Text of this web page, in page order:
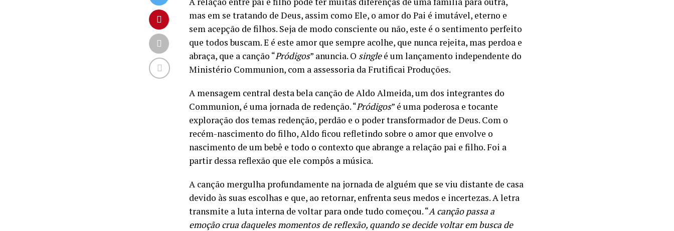
mas em se tratando de Deus, assim como Ele, o amor do Pai é imutável, eterno e
sem acepção de filhos. Seja de modo consciente ou não, este é o sentimento perfeito
que todos buscam. E é este amor que sempre acolhe, que nunca rejeita, mas perdoa e
abraça, que a canção “Pródigos” anuncia. O singleé um lançamento independente do
Ministério Communion, com a assessoria da Frutificai Produções.
A mensagem central desta bela canção de Aldo Almeida, um dos integrantes do
Communion, é uma jornada de redenção. “Pródigos” é uma poderosa e tocante
exploração dos temas redenção, perdão e o poder transformador de Deus. Com o
recém-nascimento do filho, Aldo ficou refletindo sobre o amor que envolve o
nascimento de um bebê e todo o contexto que abrange a relação pai e filho. Foi a
partir dessa reflexão que ele compôs a música.
A canção mergulha profundamente na jornada de alguém que se viu distante de casa
devido às suas escolhas e que, ao retornar, enfrenta seus medos e incertezas. A letra
transmite a luta interna de voltar para onde tudo começou. “A canção passa a
emoção crua daqueles momentos de reflexão, quando se decide voltar em busca de